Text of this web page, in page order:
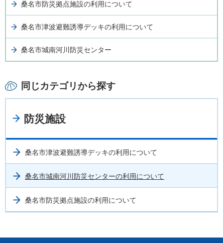
桑名市防災拠点施設の利用について
桑名市津波避難誘導デッキの利用について
桑名市城南河川防災センター
同じカテゴリから探す
防災施設
桑名市津波避難誘導デッキの利用について
桑名市城南河川防災センターの利用について
桑名市防災拠点施設の利用について